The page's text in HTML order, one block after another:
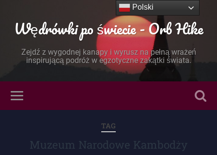
Wędrówki po świecie - Orb Hike
Zejdź z wygodnej kanapy i wyrusz na pełną wrażeń
inspirującą podróż w egzotyczne zakątki świata.
TAG
Muzeum Narodowe Kambodży
Polski